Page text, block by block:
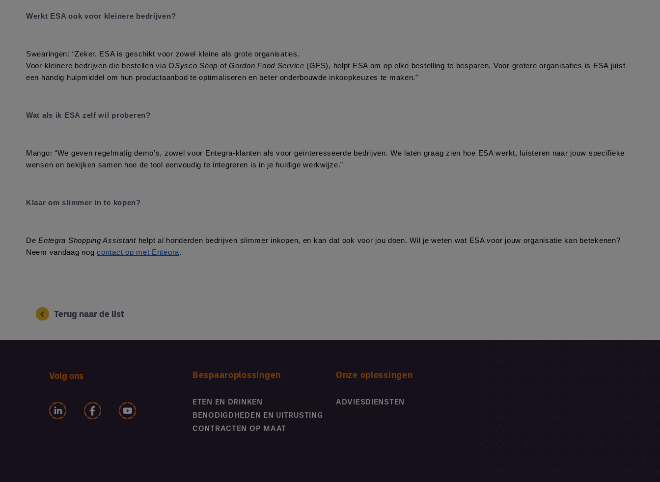
Werkt ESA ook voor kleinere bedrijven?
Swearingen: “Zeker. ESA is geschikt voor zowel kleine als grote organisaties.
Voor kleinere bedrijven die bestellen via OSysco Shop of Gordon Food Service (GFS), helpt ESA om op elke bestelling te besparen. Voor grotere organisaties is ESA juist
een handig hulpmiddel om hun productaanbod te optimaliseren en beter onderbouwde inkoopkeuzes te maken.”
Wat als ik ESA zelf wil proberen?
Mango: “We geven regelmatig demo’s, zowel voor Entegra-klanten als voor geïnteresseerde bedrijven. We laten graag zien hoe ESA werkt, luisteren naar jouw specifieke
wensen en bekijken samen hoe de tool eenvoudig te integreren is in je huidige werkwijze.”
Klaar om slimmer in te kopen?
De Entegra Shopping Assistant helpt al honderden bedrijven slimmer inkopen, en kan dat ook voor jou doen. Wil je weten wat ESA voor jouw organisatie kan betekenen?
Neem vandaag nog contact op met Entegra.
Terug naar de list
Volg ons Bespaaroplossingen
ETEN EN DRINKEN
BENODIGDHEDEN EN UITRUSTING
CONTRACTEN OP MAAT
Onze oplossingen
ADVIESDIENSTEN